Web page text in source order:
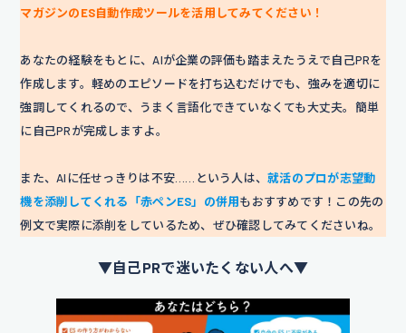
マガジンのES自動作成ツールを活用してみてください！
あなたの経験をもとに、AIが企業の評価も踏まえたうえで自己PRを
作成します。軽めのエピソードを打ち込むだけでも、強みを適切に
強調してくれるので、うまく言語化できていなくても大丈夫。簡単
に自己PRが完成しますよ。
また、AIに任せっきりは不安……という人は、就活のプロが志望動
機を添削してくれる「赤ペンES」の併用もおすすめです！この先の
例文で実際に添削をしているため、ぜひ確認してみてくださいね。
▼自己PRで迷いたくない人へ▼